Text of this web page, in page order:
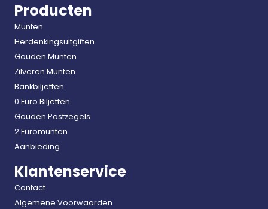
Producten
Munten
Herdenkingsuitgiften
Gouden Munten
Zilveren Munten
Bankbiljetten
0 Euro Biljetten
Gouden Postzegels
2 Euromunten
Aanbieding
Klantenservice
Contact
Algemene Voorwaarden